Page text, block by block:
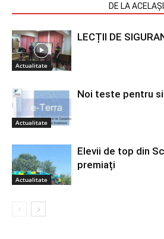
DE LA
Actualitate
LECȚII DE
Actualitate
Noi teste pentru
Actualitate
Elevii de top din
premiați